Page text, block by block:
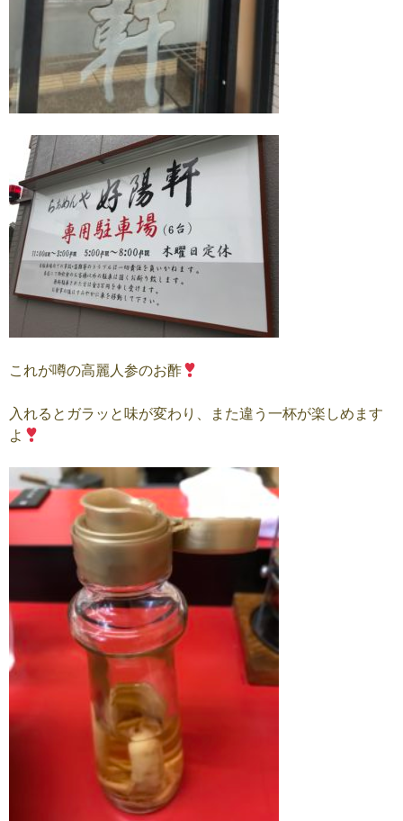
これが噂の高麗人参のお酢
入れるとガラッと味が変わり、また違う一杯が楽しめます
よ